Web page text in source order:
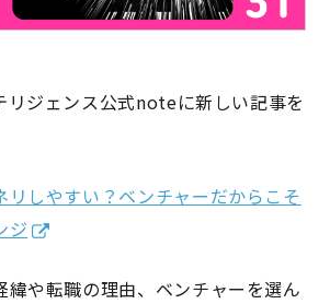
リジェンス公式noteに新しい記事を
リしやすい？ベンチャーだからこそ
ジ
緯や転職の理由、ベンチャーを選ん